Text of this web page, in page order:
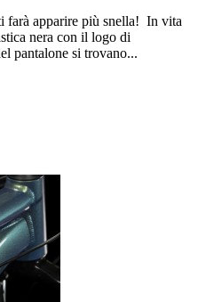
farà apparire più snella! In vita
nera con il logo di
pantalone si trovano...